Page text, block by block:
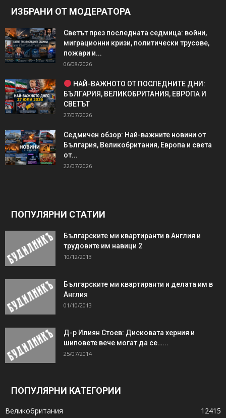
ИЗБРАНИ ОТ МОДЕРАТОРА
Светът през последната седмица: войни,
миграционни кризи, политически трусове,
пожари и...
06/08/2026
НАЙ-ВАЖНОТО ОТ ПОСЛЕДНИТЕ ДНИ:
БЪЛГАРИЯ, ВЕЛИКОБРИТАНИЯ, ЕВРОПА И
СВЕТЪТ
27/07/2026
Седмичен обзор: Най-важните новини от
България, Великобритания, Европа и света
от...
22/07/2026
ПОПУЛЯРНИ СТАТИИ
Българските ми квартиранти в Англия и
трудовите им навици 2
10/12/2013
Българските ми квартиранти и делата им в
Англия
01/10/2013
Д-р Илиян Стоев: Дисковата херния и
шиповете вече могат да се…...
25/07/2014
ПОПУЛЯРНИ КАТЕГОРИИ
Великобритания
12415